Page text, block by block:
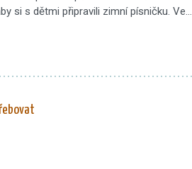
si s dětmi připravili zimní písničku. Ve…